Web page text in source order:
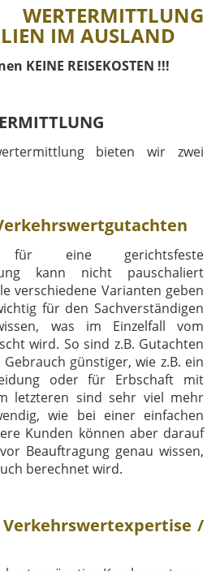
IM AUSLAND
KEINE REISEKOSTEN !!!
bieten wir zwei
eine gerichtsfeste
kann nicht pauschaliert
verschiedene Varianten geben
für den Sachverständigen
was im Einzelfall vom
wird. So sind z.B. Gutachten
günstiger, wie z.B. ein
oder für Erbschaft mit
letzteren sind sehr viel mehr
wie bei einer einfachen
Kunden können aber darauf
Beauftragung genau wissen,
berechnet wird.
Verkehrswertexpertise /